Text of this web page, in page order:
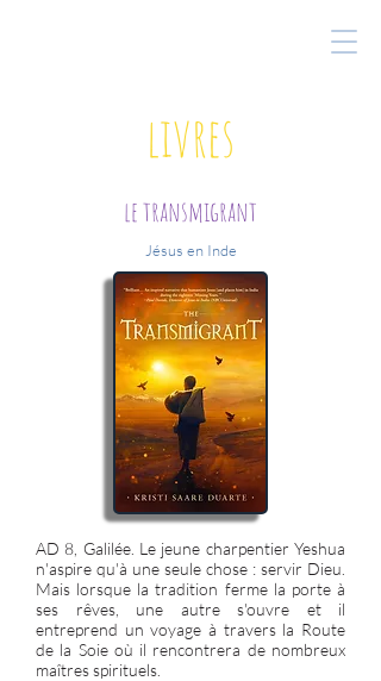
livres
le transmigrant
Jésus en Inde
AD 8, Galilée. Le jeune charpentier Yeshua
n'aspire qu'à une seule chose : servir Dieu.
Mais lorsque la tradition ferme la porte à
ses rêves, une autre s'ouvre et il
entreprend un voyage à travers la Route
de la Soie où il rencontrera de nombreux
maîtres spirituels.